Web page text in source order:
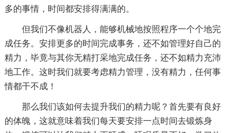
多的事情，时间都安排得满满的。
但我们不像机器人，能够机械地按照程序一个个地完
成任务。安排更多的时间完成事务，还不如管理好自己的
精力，毕竟与其你无精打采地完成任务，还不如精力充沛
地工作。这时我们就要考虑精力管理，没有精力，任何事
情都干不成！
那么我们该如何去提升我们的精力呢？首先要有良好
的体魄，这就意味着我们每天要安排一点时间去锻炼身